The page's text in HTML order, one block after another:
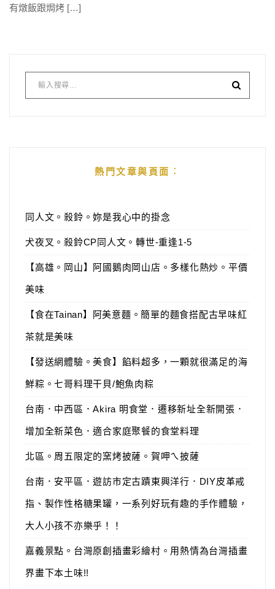
有燉飯跟焗烤 […]
熱門文章與頁面︰
同人文。殺鈴。妳是我心中的掛念
犬夜叉。殺鈴CP同人文。轉世-重逢1-5
【高雄。岡山】阿國鵝肉岡山店。多樣化熱炒。平價
美味
【食在Tainan】阿美意麵。簡單的麵食搭配古早味紅
茶就是美味
【發送網體驗。美食】餡料超多，一顆就很滿足的海
鮮粽。七哥料理干貝/鮑魚肉粽
台南．中西區．Akira 明食堂．遷移新址全新開張．
增加全新菜色．適合家庭聚餐的食堂料理
北區。周五限定的窯烤披薩。賀呷ㄟ披薩
台南．安平區．遊訪市定古蹟東興洋行．DIY皮革戒
指、製作性格糖果罐，一系列好玩有趣的手作體驗，
大人小孩不亦樂乎！！
嘉義景點。台灣原創插畫彩繪村。用熱情為台灣插畫
界畫下本土味!!